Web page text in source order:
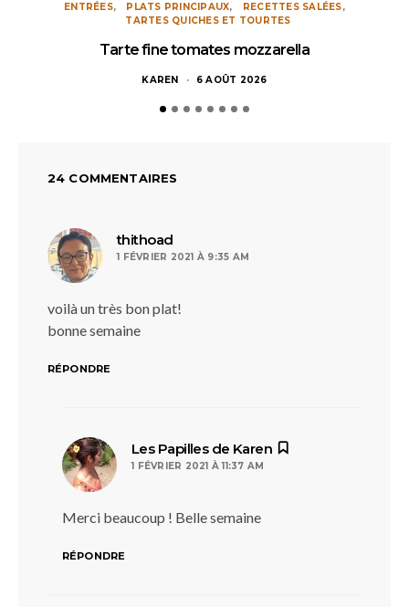
ENTRÉES PLATS PRINCIPAUX
RECETTES SALÉES
TARTES QUICHES ET TOURTES
Tarte fine tomates mozzarella
KAREN 6 AOÛT 2026
24 COMMENTAIRES
thithoad
1 FÉVRIER 2021 À 9:35 AM
voilà un très bon plat!
bonne semaine
RÉPONDRE
Les Papilles de Karen
1 FÉVRIER 2021 À 11:37 AM
Merci beaucoup ! Belle semaine
RÉPONDRE